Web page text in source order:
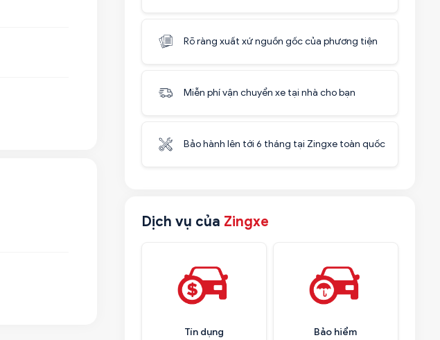
Rõ ràng xuất xứ nguồn gốc của phương tiện
Miễn phí vận chuyển xe tại nhà cho bạn
Bảo hành lên tới 6 tháng tại Zingxe toàn quốc
Dịch vụ của Zingxe
Tín dụng Bảo hiểm